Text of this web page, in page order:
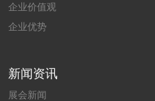
企业价值观
企业优势
新闻资讯
展会新闻